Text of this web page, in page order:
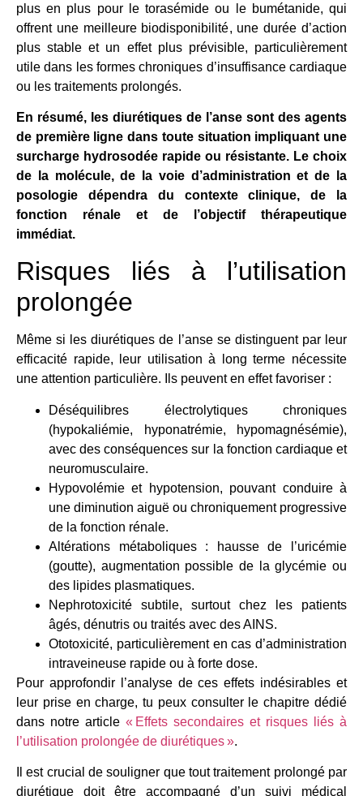
plus en plus pour le torasémide ou le bumétanide, qui
offrent une meilleure biodisponibilité, une durée d’action
plus stable et un effet plus prévisible, particulièrement
utile dans les formes chroniques d’insuffisance cardiaque
ou les traitements prolongés.
En résumé, les diurétiques de l’anse sont des agents
de première ligne dans toute situation impliquant une
surcharge hydrosodée rapide ou résistante. Le choix
de la molécule, de la voie d’administration et de la
posologie dépendra du contexte clinique, de la
fonction rénale et de l’objectif thérapeutique
immédiat.
Risques liés à l’utilisation
prolongée
Même si les diurétiques de l’anse se distinguent par leur
efficacité rapide, leur utilisation à long terme nécessite
une attention particulière. Ils peuvent en effet favoriser :
Déséquilibres électrolytiques chroniques
(hypokaliémie, hyponatrémie, hypomagnésémie),
avec des conséquences sur la fonction cardiaque et
neuromusculaire.
Hypovolémie et hypotension, pouvant conduire à
une diminution aiguë ou chroniquement progressive
de la fonction rénale.
Altérations métaboliques : hausse de l’uricémie
(goutte), augmentation possible de la glycémie ou
des lipides plasmatiques.
Nephrotoxicité subtile, surtout chez les patients
âgés, dénutris ou traités avec des AINS.
Ototoxicité, particulièrement en cas d’administration
intraveineuse rapide ou à forte dose.
Pour approfondir l’analyse de ces effets indésirables et
leur prise en charge, tu peux consulter le chapitre dédié
dans notre article « Effets secondaires et risques liés à
l’utilisation prolongée de diurétiques ».
Il est crucial de souligner que tout traitement prolongé par
diurétique doit être accompagné d’un suivi médical